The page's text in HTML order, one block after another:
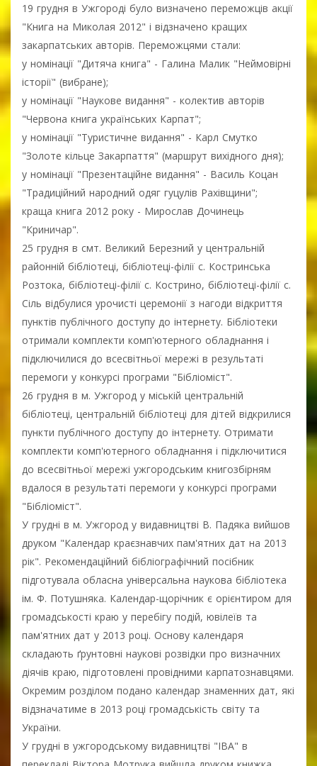
19 грудня в Ужгороді було визначено переможців акції
"Книга на Миколая 2012" і відзначено кращих
закарпатських авторів. Переможцями стали:
у номінації "Дитяча книга" - Галина Малик "Неймовірні
історії" (вибране);
у номінації "Наукове видання" - колектив авторів
"Червона книга українських Карпат";
у номінації "Туристичне видання" - Карл Смутко
"Золоте кільце Закарпаття" (маршрут вихідного дня);
у номінації "Презентаційне видання" - Василь Коцан
"Традиційний народний одяг гуцулів Рахівщини";
краща книга 2012 року - Мирослав Дочинець
"Криничар".
25 грудня в смт. Великий Березний у центральній
районній бібліотеці, бібліотеці-філії с. Костринська
Розтока, бібліотеці-філії с. Кострино, бібліотеці-філії с.
Сіль відбулися урочисті церемонії з нагоди відкриття
пунктів публічного доступу до інтернету. Бібліотеки
отримали комплекти комп'ютерного обладнання і
підключилися до всесвітньої мережі в результаті
перемоги у конкурсі програми "Бібліоміст".
26 грудня в м. Ужгород у міській центральній
бібліотеці, центральній бібліотеці для дітей відкрилися
пункти публічного доступу до інтернету. Отримати
комплекти комп'ютерного обладнання і підключитися
до всесвітньої мережі ужгородським книгозбірням
вдалося в результаті перемоги у конкурсі програми
"Бібліоміст".
У грудні в м. Ужгород у видавництві В. Падяка вийшов
друком "Календар краєзнавчих пам'ятних дат на 2013
рік". Рекомендаційний бібліографічний посібник
підготувала обласна універсальна наукова бібліотека
ім. Ф. Потушняка. Календар-щорічник є орієнтиром для
громадськості краю у перебігу подій, ювілеїв та
пам'ятних дат у 2013 році. Основу календаря
складають ґрунтовні наукові розвідки про визначних
діячів краю, підготовлені провідними карпатознавцями.
Окремим розділом подано календар знаменних дат, які
відзначатиме в 2013 році громадськість світу та
України.
У грудні в ужгородському видавництві "ІВА" в